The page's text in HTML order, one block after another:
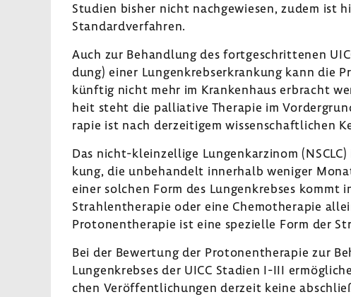
Studien bisher nicht nach­ge­wiesen, zudem ist
Stan­dard­ver­fahren.
Auch zur Behand­lung des fort­ge­schrit­tenen
dung) einer Lungen­krebs­er­kran­kung kann die
künftig nicht mehr im Kran­ken­haus erbracht
heit steht die pallia­tive Therapie im
rapie ist nach derzei­tigem wissen­schaft­li­chen
Das nicht-​kleinzellige Lungen­kar­zinom
kung, die unbe­han­delt inner­halb weniger
einer solchen Form des Lungen­krebses kommt
Strah­len­the­rapie oder eine Chemo­the­rapie
Proto­nen­the­rapie ist eine spezi­elle Form der
Bei der Bewer­tung der Proto­nen­the­rapie zur
Lungen­krebses der UICC Stadien I-III
chen Veröf­fent­li­chungen derzeit keine